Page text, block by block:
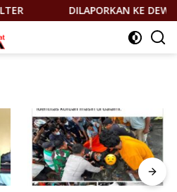
KE DEWAN PERS, PEMIMPIN